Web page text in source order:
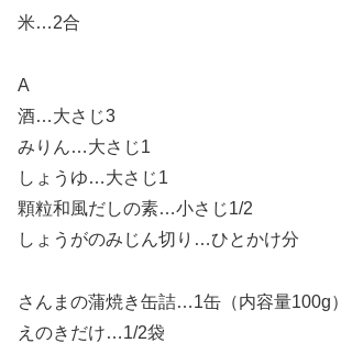
米…2合
A
酒…大さじ3
みりん…大さじ1
しょうゆ…大さじ1
顆粒和風だしの素…小さじ1/2
しょうがのみじん切り…ひとかけ分
さんまの蒲焼き缶詰…1缶（内容量100g）
えのきだけ…1/2袋